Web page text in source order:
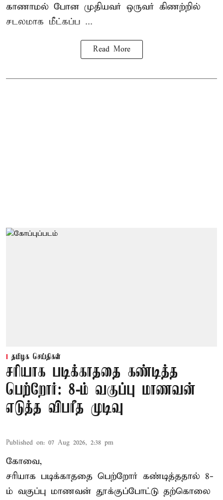
காணாமல் போன முதியவர் ஒருவர் கிணற்றில்
சடலமாக மீட்கப்ப ...
Read More
தமிழக செய்திகள்
சரியாக படிக்காததை கண்டித்த
பெற்றோர்: 8-ம் வகுப்பு மாணவன்
எடுத்த விபரீத முடிவு
Published on: 07 Aug 2026, 2:38 pm
கோவை,
சரியாக படிக்காததை பெற்றோர் கண்டித்ததால் 8-
ம் வகுப்பு மாணவன் தூக்குப்போட்டு தற்கொலை